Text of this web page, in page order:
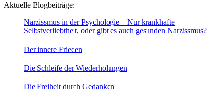
Aktuelle Blogbeiträge:
Narzissmus in der Psychologie – Nur krankhafte
Selbstverliebtheit, oder gibt es auch gesunden Narzissmus?
Der innere Frieden
Die Schleife der Wiederholungen
Die Freiheit durch Gedanken